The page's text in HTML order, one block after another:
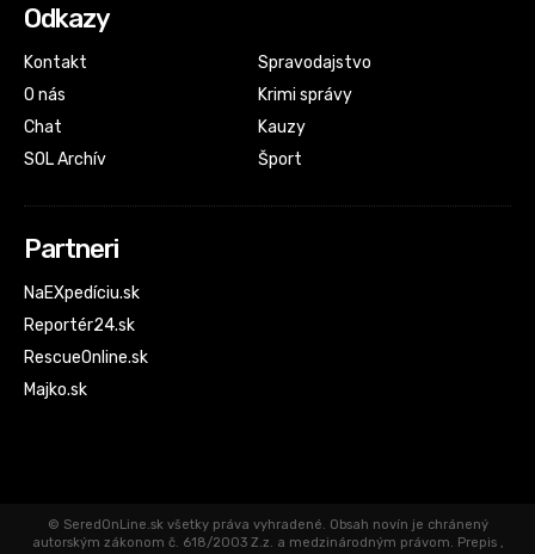
Odkazy
Kontakt
O nás
Chat
SOL Archív
Spravodajstvo
Krimi správy
Kauzy
Šport
Partneri
NaEXpedíciu.sk
Reportér24.sk
RescueOnline.sk
Majko.sk
© SeredOnLine.sk všetky práva vyhradené. Obsah novín je chránený
autorským zákonom č. 618/2003 Z.z. a medzinárodným právom. Prepis ,